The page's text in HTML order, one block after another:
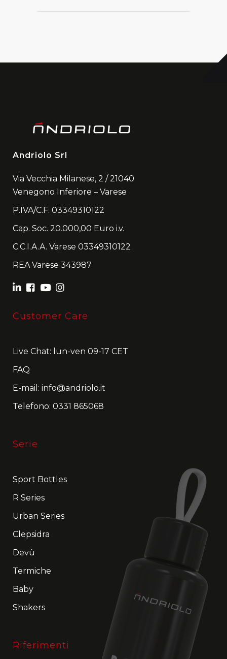
Andriolo Srl
Via Vecchia Milanese, 2 / 21040
Venegono Inferiore – Varese
P.IVA/C.F. 03349310122
Cap. Soc. 20.000,00 Euro i.v.
C.C.I.A.A. Varese 03349310122
REA Varese 343987
Customer Care
Live Chat: lun-ven 09-17 CET
FAQ
E-mail: info@andriolo.it
Telefono: 0331 865068
Serie
Sport Bottles
R Series
Urban Series
Clepsidra
Devù
Termiche
Baby
Shakers
Riferimenti